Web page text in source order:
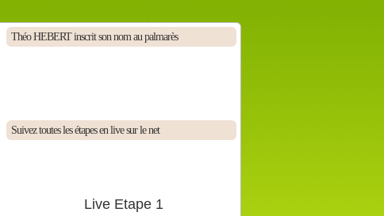
Théo HEBERT inscrit son nom au palmarès
Suivez toutes les étapes en live sur le net
Live Etape 1